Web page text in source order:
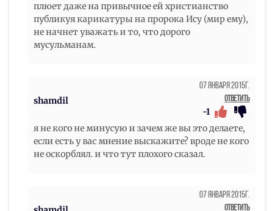
плюет даже на привычное ей христианство
публикуя карикатуры на пророка Ису (мир ему),
не начнет уважать и то, что дорого
мусульманам.
shamdil
07 Января 2015г.
Ответить
-1
я не кого не минусую и зачем же вы это делаете,
если есть у вас мнение выскажите? вроде не кого
не оскорблял. и что тут плохого сказал.
07 Января 2015г.
Ответить